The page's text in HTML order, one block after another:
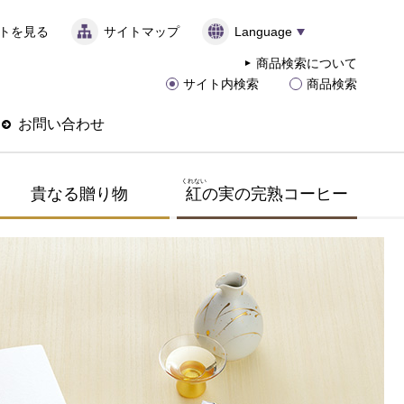
を見る サイトマップ Language
お問い合わせ
商品検索について
サイト内検索
商品検索
貴なる贈り物 紅
くれない
の実の完熟コーヒー